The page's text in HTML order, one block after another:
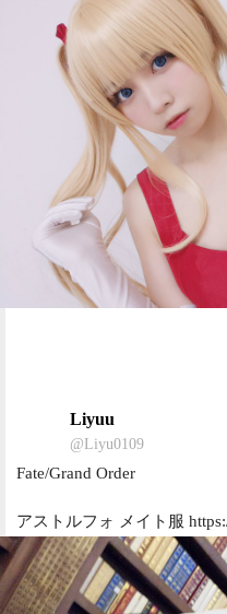
Liyuu
@Liyu0109
Fate/Grand Order
アストルフォ メイト服